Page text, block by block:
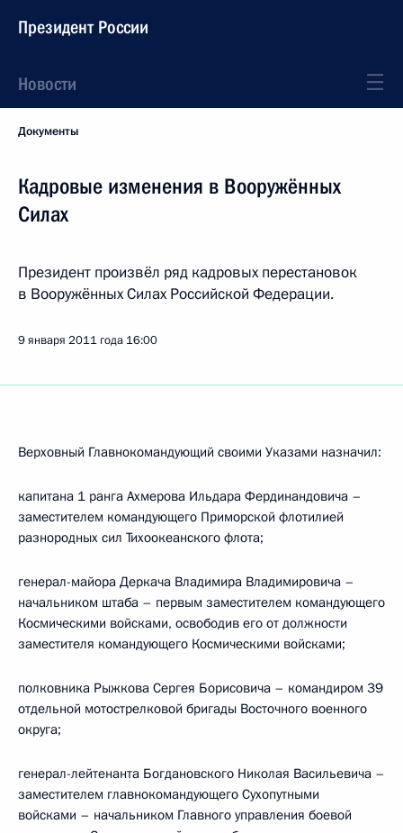
Президент России
Новости
Документы
Кадровые изменения в Вооружённых
Силах
Президент произвёл ряд кадровых перестановок
в Вооружённых Силах Российской Федерации.
9 января 2011 года 16:00
Верховный Главнокомандующий своими Указами назначил:
капитана 1 ранга Ахмерова Ильдара Фердинандовича –
заместителем командующего Приморской флотилией
разнородных сил Тихоокеанского флота;
генерал-майора Деркача Владимира Владимировича –
начальником штаба – первым заместителем командующего
Космическими войсками, освободив его от должности
заместителя командующего Космическими войсками;
полковника Рыжкова Сергея Борисовича – командиром 39
отдельной мотострелковой бригады Восточного военного
округа;
генерал-лейтенанта Богдановского Николая Васильевича –
заместителем главнокомандующего Сухопутными
войсками – начальником Главного управления боевой